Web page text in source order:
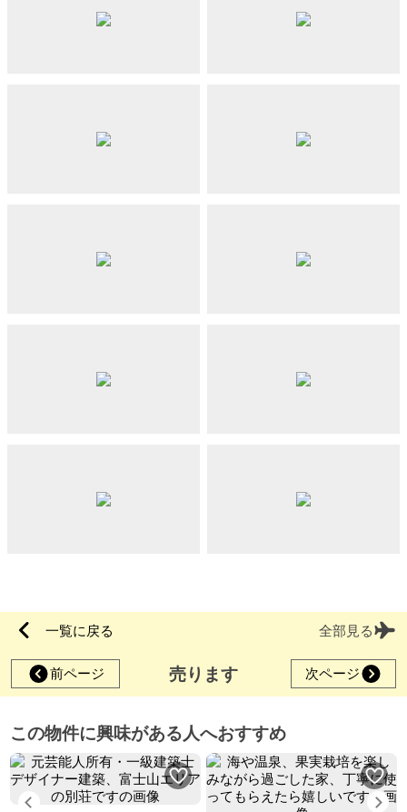
一覧に戻る 全部見る
前ページ 売ります 次ページ
この物件に興味がある人へおすすめ
Previous